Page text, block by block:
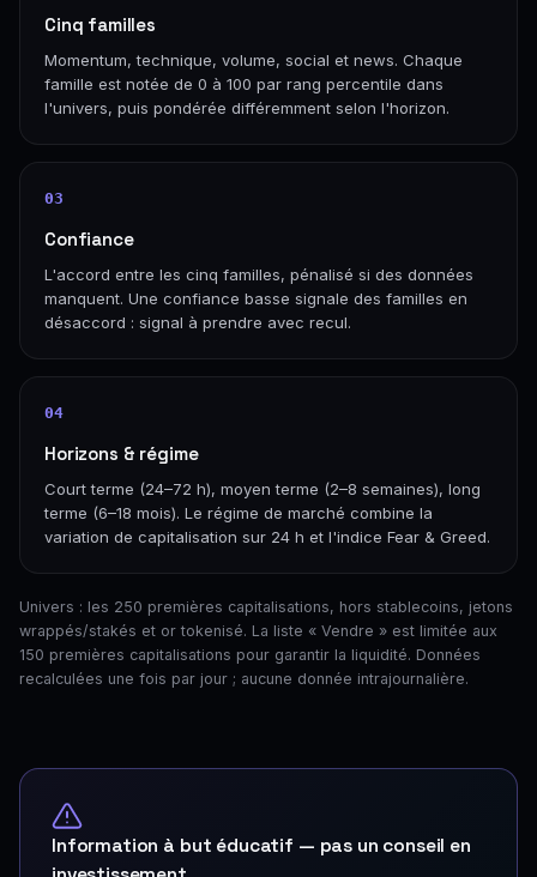
Cinq familles
Momentum, technique, volume, social et news. Chaque
famille est notée de 0 à 100 par rang percentile dans
l'univers, puis pondérée différemment selon l'horizon.
03
Confiance
L'accord entre les cinq familles, pénalisé si des données
manquent. Une confiance basse signale des familles en
désaccord : signal à prendre avec recul.
04
Horizons & régime
Court terme (24–72 h), moyen terme (2–8 semaines), long
terme (6–18 mois). Le régime de marché combine la
variation de capitalisation sur 24 h et l'indice Fear & Greed.
Univers : les 250 premières capitalisations, hors stablecoins, jetons
wrappés/stakés et or tokenisé. La liste « Vendre » est limitée aux
150 premières capitalisations pour garantir la liquidité. Données
recalculées une fois par jour ; aucune donnée intrajournalière.
Information à but éducatif — pas un conseil en